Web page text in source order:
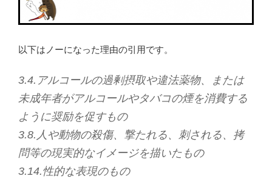
以下はノーになった理由の引用です。
3.4.アルコールの過剰摂取や違法薬物、または
未成年者がアルコールやタバコの煙を消費する
ように奨励を促すもの
3.8.人や動物の殺傷、撃たれる、刺される、拷
問等の現実的なイメージを描いたもの
3.14.性的な表現のもの